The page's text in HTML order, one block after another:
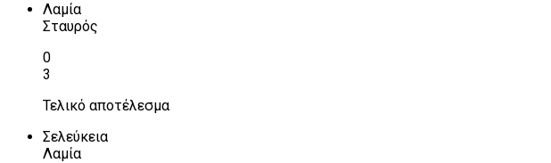
Λαμία
Σταυρός
0
3
Τελικό αποτέλεσμα
Σελεύκεια
Λαμία